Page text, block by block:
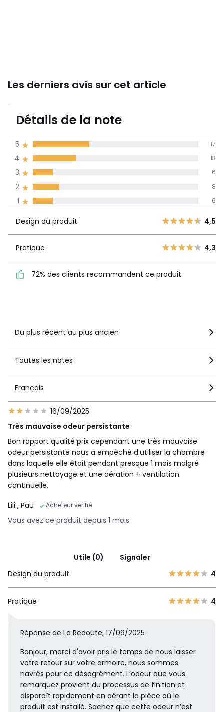
Les derniers avis sur cet article
3,5
de moyenne
1 6
3
4,5
4,3
recommandent ce produit
Détails de la note
1 6
2 8
3 6
4 13
5 17
Design du produit 4,5
Pratique 4,3
72% des clients recommandent ce produit
Du plus récent au plus ancien
Toutes les notes
Français
16/09/2025
Très mauvaise odeur persistante
Bon rapport qualité prix cependant une très mauvaise
odeur persistante nous a empêché d’utiliser la chambre
dans laquelle elle était pendant presque 1 mois malgré
plusieurs nettoyage et une aération + ventilation
continuelle.
Lili , Pau Acheteur vérifié
Vous avez ce produit depuis 1 mois
Utile (0)
Signaler
Design du produit
4
Pratique 4
Réponse de La Redoute, 17/09/2025
Bonjour, merci d'avoir pris le temps de nous laisser
votre retour sur votre armoire, nous sommes
navrés pour ce désagrément. L’odeur que vous
remarquez provient du processus de finition et
disparaît rapidement en aérant la pièce où le
produit est installé. Sachez que cette odeur n’est